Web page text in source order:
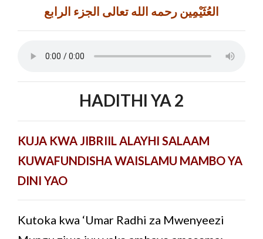
العُثَيْمِين رحمه الله تعالى الجزء الرابع
HADITHI YA 2
KUJA KWA JIBRIIL ALAYHI SALAAM
KUWAFUNDISHA WAISLAMU MAMBO YA
DINI YAO
Kutoka kwa ‘Umar Radhi za Mwenyeezi